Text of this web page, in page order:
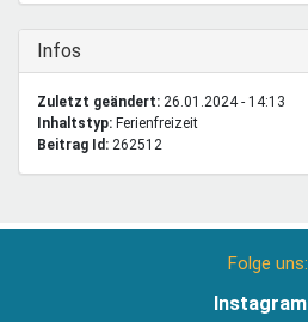
Ausblenden
Infos
Zuletzt geändert: 26.01.2024 - 14:13
Inhaltstyp:
ferienfreizeit
Beitrag Id: 262512
Folge uns:
Instagram